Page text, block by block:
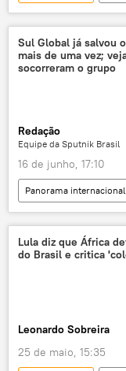
exclusiva
porto
Ocidente
Sul Global já salvou
mais de uma vez;
socorreram o grupo
Redação
Equipe da Sputnik Brasil
16 de junho, 17:10
Panorama internacional
Donald Trump
Alemanha
G20
Américas
Lula diz que África
do Brasil e critica
Leonardo Sobreira
25 de maio, 15:35